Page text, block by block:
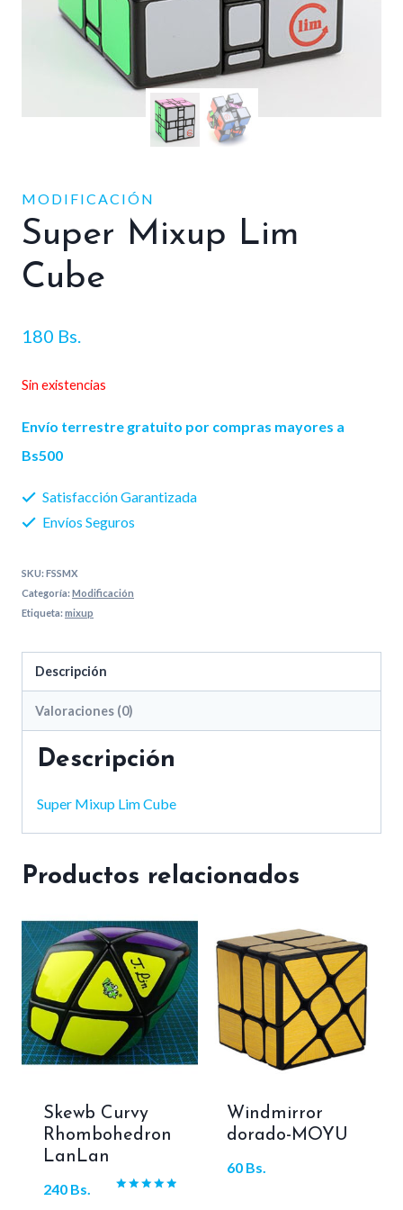
MODIFICACIÓN
Super Mixup Lim
Cube
180 Bs.
Sin existencias
Envío terrestre gratuito por compras mayores a
Bs500
Satisfacción Garantizada
Envíos Seguros
SKU:FSSMX
Categoría:Modificación
Etiqueta:mixup
Descripción
Valoraciones (0)
Descripción
Super Mixup Lim Cube
Productos relacionados
Skewb Curvy
Rhombohedron
LanLan
240 Bs.
Windmirror
dorado-MOYU
60 Bs.